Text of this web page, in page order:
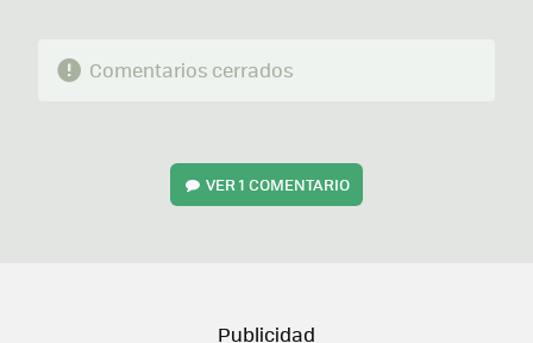
Comentarios cerrados
VER1 COMENTARIO